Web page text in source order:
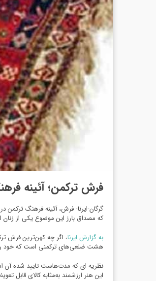
فرش ترکمن؛ آئینه
گرگان-ایرنا- فرش، آئینه فرهنگ
که مصداق بارز این موضوع یکی از
به گزارش ایرنا
هشت ضلعی‌های ترکمنی است که خود
نظریه ای که مدت‌هاست تایید شده آن
این هنر ارزشمند به‌مثابه کالای قابل